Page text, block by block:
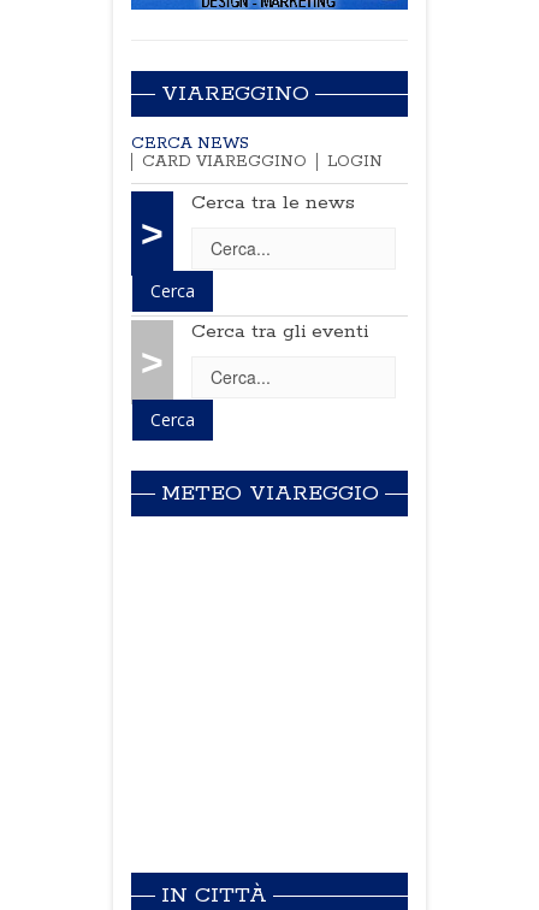
VIAREGGINO
CERCA NEWS
CARD VIAREGGINO
LOGIN
>
Cerca tra le news
>
Cerca tra gli eventi
METEO VIAREGGIO
IN CITTÀ